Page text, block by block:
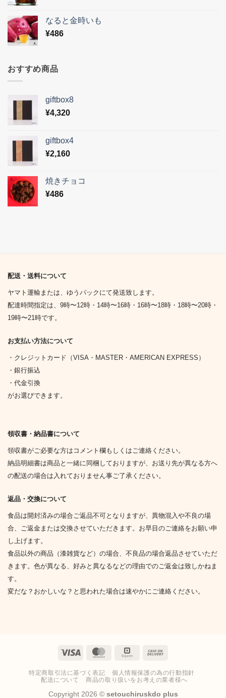
なると金時いも
¥486
おすすめ商品
giftbox8
¥4,320
giftbox4
¥2,160
焼きチョコ
¥486
配送・送料について
ヤマト運輸または、ゆうパックにて発送致します。
配達時間指定は、9時〜12時・14時〜16時・16時〜18時・18時〜20時・
19時〜21時です。
お支払い方法について
・クレジットカード（VISA・MASTER・AMERICAN EXPRESS）
・銀行振込
・代金引換
がお選びできます。
領収書・納品書について
領収書がご必要な方はコメント欄もしくはご連絡ください。
納品明細書は商品と一緒に同梱しておりますが、お送り先が異なる方へ
の配送の場合は入れておりません事ご了承ください。
返品・交換について
食品は開封済みの場合ご返品不可となりますが、異物混入や不良の場
合、ご返金または交換させていただきます。お早目のご連絡をお願い申
し上げます。
食品以外の商品（漆雑貨など）の場合、不良品の場合返品させていただ
きます。色が異なる、好みと異なるなどの理由でのご返金は致しかねま
す。
変だな？おかしいな？と思われた場合は速やかにご連絡ください。
Visa MasterCardSquare
Delivery
特定商取引法に基づく表記
個人情報保護の為の行動指針
配送について
商品の取り扱いをお考えの業者様へ
Copyright 2026 © setouchiruskdo plus